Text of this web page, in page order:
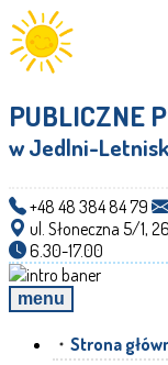
PUBLICZNE
w Jedlni-
+48 48 384 84 79
ul. Słoneczna 5/1,
6.30-17.00
menu
Strona